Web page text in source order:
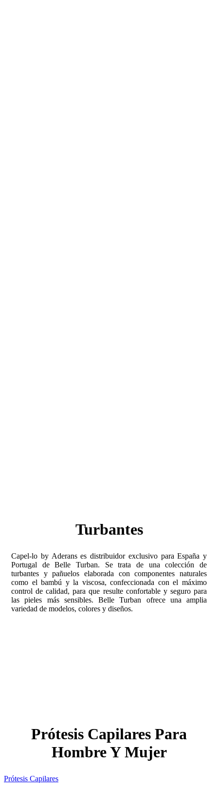
Turbantes
Capel-lo by Aderans es distribuidor exclusivo para España y
Portugal de Belle Turban. Se trata de una colección de
turbantes y pañuelos elaborada con componentes naturales
como el bambú y la viscosa, confeccionada con el máximo
control de calidad, para que resulte confortable y seguro para
las pieles más sensibles. Belle Turban ofrece una amplia
variedad de modelos, colores y diseños.
Prótesis Capilares Para
Hombre Y Mujer
Prótesis Capilares